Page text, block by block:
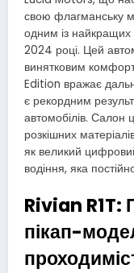
свою флагманську
одним із найкращих
2024 році. Цей
винятковим
Edition вражає
є рекордним
автомобілів. Салон
розкішних
як великий
водіння, яка
Rivian R1T:
пікап-